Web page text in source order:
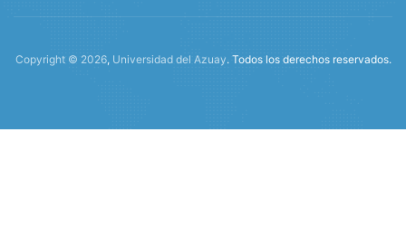
Copyright © 2026, Universidad del Azuay. Todos los derechos reservados.